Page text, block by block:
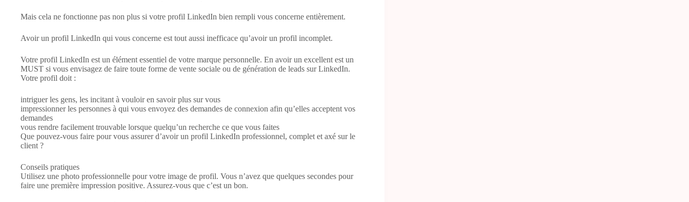
Mais cela ne fonctionne pas non plus si votre profil LinkedIn bien rempli vous concerne entièrement.
Avoir un profil LinkedIn qui vous concerne est tout aussi inefficace qu’avoir un profil incomplet.
Votre profil LinkedIn est un élément essentiel de votre marque personnelle. En avoir un excellent est un
MUST si vous envisagez de faire toute forme de vente sociale ou de génération de leads sur LinkedIn.
Votre profil doit :
intriguer les gens, les incitant à vouloir en savoir plus sur vous
impressionner les personnes à qui vous envoyez des demandes de connexion afin qu’elles acceptent vos
demandes
vous rendre facilement trouvable lorsque quelqu’un recherche ce que vous faites
Que pouvez-vous faire pour vous assurer d’avoir un profil LinkedIn professionnel, complet et axé sur le
client ?
Conseils pratiques
Utilisez une photo professionnelle pour votre image de profil. Vous n’avez que quelques secondes pour
faire une première impression positive. Assurez-vous que c’est un bon.